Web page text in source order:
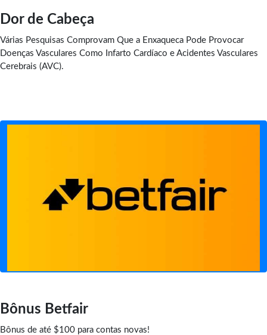
Dor de Cabeça
Várias Pesquisas Comprovam Que a Enxaqueca Pode Provocar
Doenças Vasculares Como Infarto Cardíaco e Acidentes Vasculares
Cerebrais (AVC).
Bônus Betfair
Bônus de até $100 para contas novas!